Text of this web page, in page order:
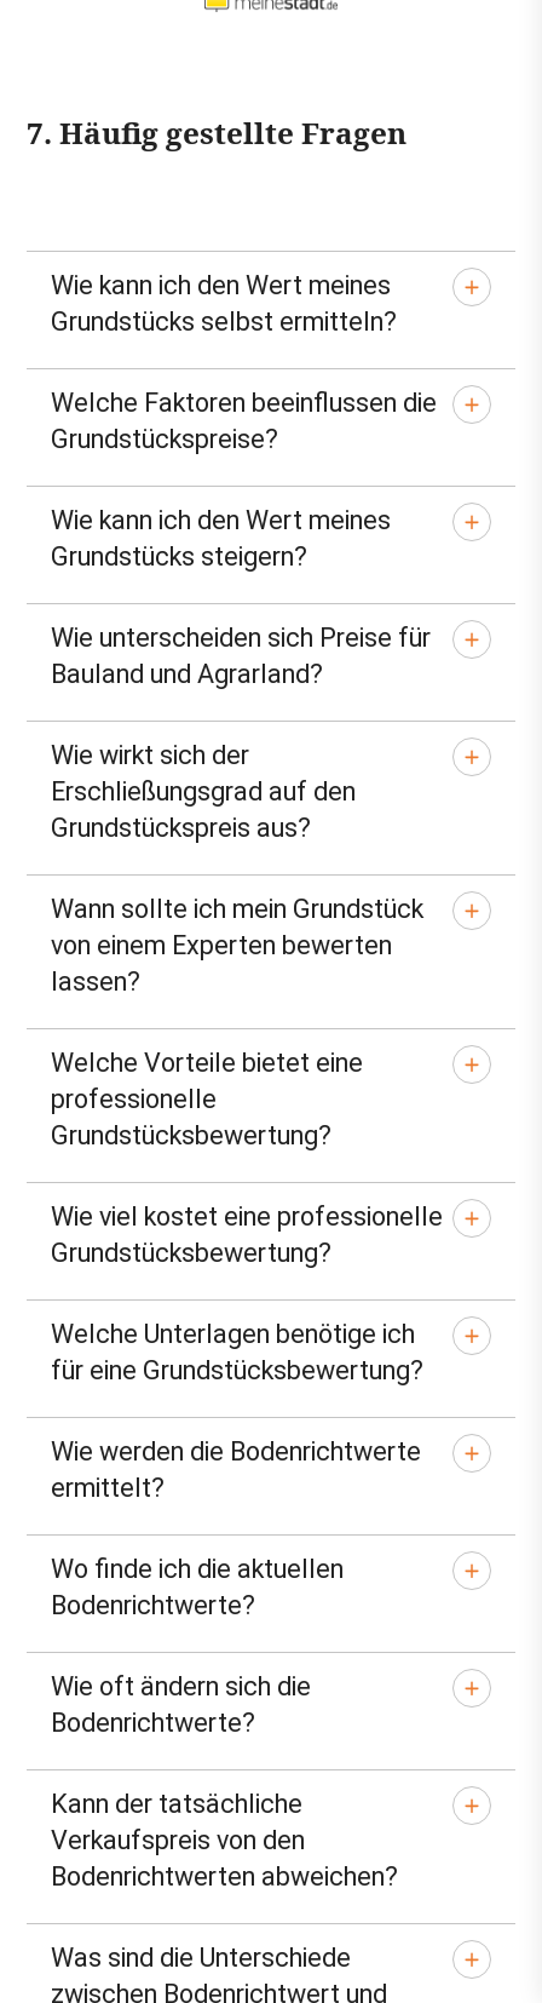
7. Häufig gestellte Fragen
Wie kann ich den Wert meines
Grundstücks selbst ermitteln?
Welche Faktoren beeinflussen die
Grundstückspreise?
Wie kann ich den Wert meines
Grundstücks steigern?
Wie unterscheiden sich Preise für
Bauland und Agrarland?
Wie wirkt sich der
Erschließungsgrad auf den
Grundstückspreis aus?
Wann sollte ich mein Grundstück
von einem Experten bewerten
lassen?
Welche Vorteile bietet eine
professionelle
Grundstücksbewertung?
Wie viel kostet eine professionelle
Grundstücksbewertung?
Welche Unterlagen benötige ich
für eine Grundstücksbewertung?
Wie werden die Bodenrichtwerte
ermittelt?
Wo finde ich die aktuellen
Bodenrichtwerte?
Wie oft ändern sich die
Bodenrichtwerte?
Kann der tatsächliche
Verkaufspreis von den
Bodenrichtwerten abweichen?
Was sind die Unterschiede
zwischen Bodenrichtwert und